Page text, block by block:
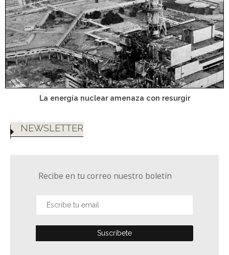
La energía nuclear amenaza con resurgir
NEWSLETTER
Recibe en tu correo nuestro boletín